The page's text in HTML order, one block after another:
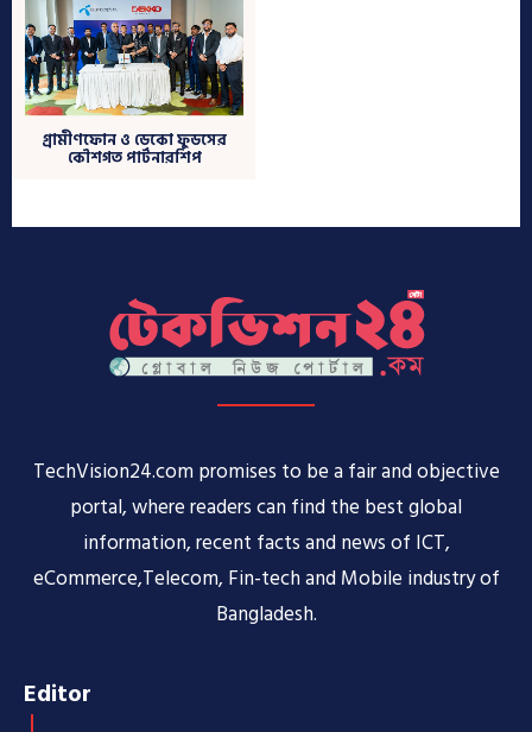
TechVision24.com promises to be a fair and objective
portal, where readers can find the best global
information, recent facts and news of ICT,
eCommerce,Telecom, Fin-tech and Mobile industry of
Bangladesh.
Editor